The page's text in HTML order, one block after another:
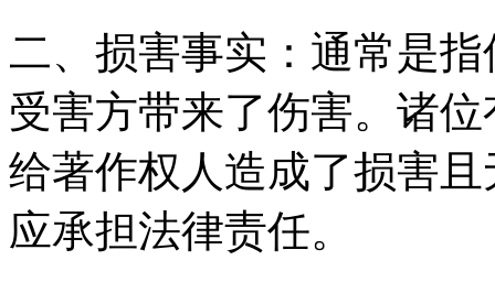
二、损害事实：通常是
受害方带来了伤害。诸
给著作权人造成了损害
应承担法律责任。